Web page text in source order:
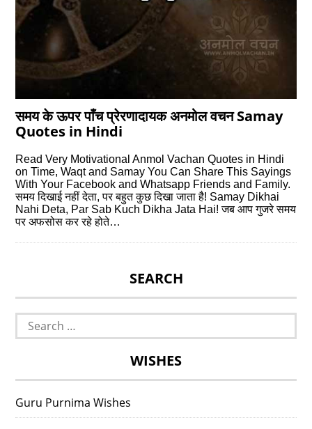
समय के ऊपर पाँच प्रेरणादायक अनमोल वचन Samay
Quotes in Hindi
Read Very Motivational Anmol Vachan Quotes in Hindi
on Time, Waqt and Samay You Can Share This Sayings
With Your Facebook and Whatsapp Friends and Family.
समय दिखाई नहीं देता, पर बहुत कुछ दिखा जाता है! Samay Dikhai
Nahi Deta, Par Sab Kuch Dikha Jata Hai! जब आप गुजरे समय
पर अफसोस कर रहे होते…
SEARCH
Search
for:
WISHES
Guru Purnima Wishes